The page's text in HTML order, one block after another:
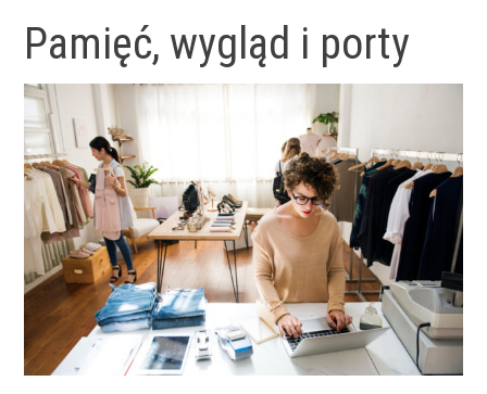
Pamięć, wygląd i porty